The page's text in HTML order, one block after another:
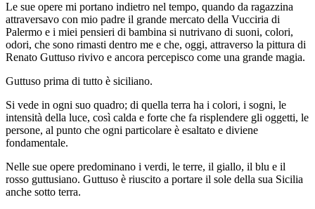
Le sue opere mi portano indietro nel tempo, quando da ragazzina
attraversavo con mio padre il grande mercato della Vucciria di
Palermo e i miei pensieri di bambina si nutrivano di suoni, colori,
odori, che sono rimasti dentro me e che, oggi, attraverso la pittura di
Renato Guttuso rivivo e ancora percepisco come una grande magia.
Guttuso prima di tutto è siciliano.
Si vede in ogni suo quadro; di quella terra ha i colori, i sogni, le
intensità della luce, così calda e forte che fa risplendere gli oggetti, le
persone, al punto che ogni particolare è esaltato e diviene
fondamentale.
Nelle sue opere predominano i verdi, le terre, il giallo, il blu e il
rosso guttusiano. Guttuso è riuscito a portare il sole della sua Sicilia
anche sotto terra.